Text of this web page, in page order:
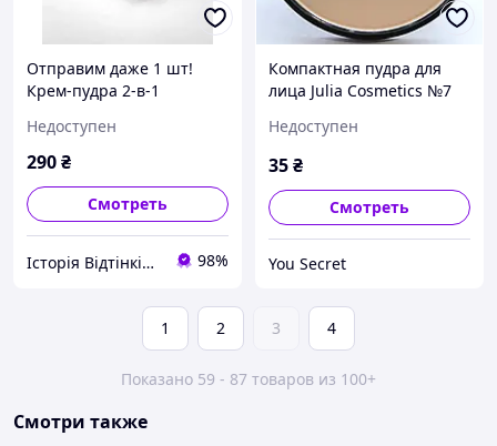
Отправим даже 1 шт!
Крем-пудра 2-в-1
Натуральный Песочный c
вытаминами DM-102B
Недоступен
290₴
Смотреть
Історія Відтінків Твого Життя 98%
Компактная пудра для
лица Julia Cosmetics №7
Недоступен
35₴
Смотреть
You Secret
1 2 3 4
Показано 59 - 87 товаров из 100+
Смотри также